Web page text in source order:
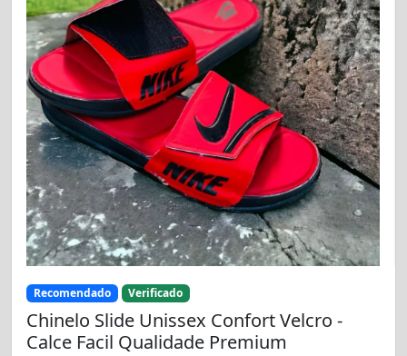
Recomendado Verificado
Chinelo Slide Unissex Confort Velcro -
Calce Facil Qualidade Premium